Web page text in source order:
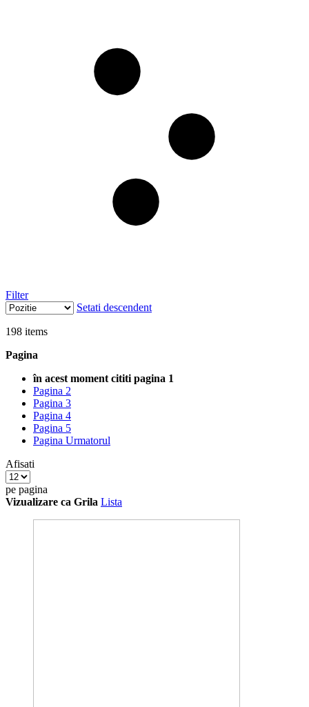
Filter
Setati descendent
198 items
Pagina
în acest moment cititi pagina 1
Pagina 2
Pagina 3
Pagina 4
Pagina 5
Pagina Urmatorul
Afisati
pe pagina
Vizualizare ca Grila Lista